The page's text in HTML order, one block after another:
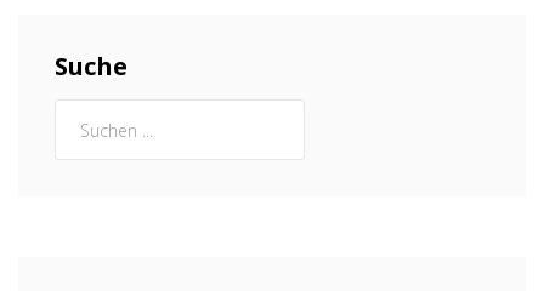
Suche